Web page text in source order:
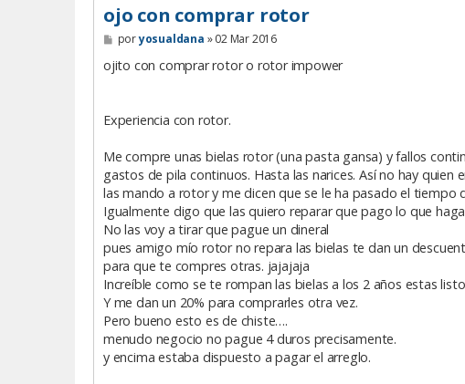
ojo con comprar rotor
M
e
n
s
e
poryosualdana »02 Mar 2016
ojito con comprar rotor o rotor impower
Experiencia con rotor.
Me compre unas bielas rotor (una pasta gansa) y fallos
gastos de pila continuos. Hasta las narices. Así no hay quien
las mando a rotor y me dicen que se le ha pasado el tiempo
Igualmente digo que las quiero reparar que pago lo que
No las voy a tirar que pague un dineral
pues amigo mío rotor no repara las bielas te dan un
para que te compres otras. jajajaja
Increíble como se te rompan las bielas a los 2 años estas
Y me dan un 20% para comprarles otra vez.
Pero bueno esto es de chiste….
menudo negocio no pague 4 duros precisamente.
y encima estaba dispuesto a pagar el arreglo.